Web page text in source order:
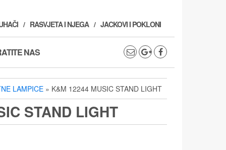
RASVJETA I NJEGA JACKOVI I POKLONI
NAS
LAMPICE » K&M 12244 MUSIC STAND LIGHT
STAND LIGHT